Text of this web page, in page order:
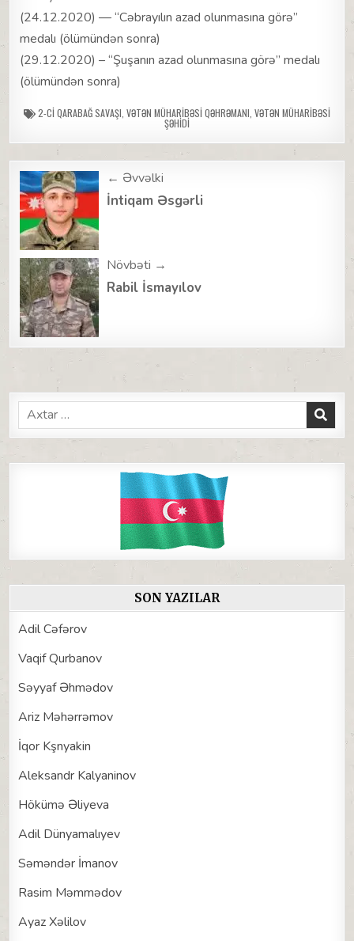
(24.12.2020) — “Cəbrayılın azad olunmasına görə”
medalı (ölümündən sonra)
(29.12.2020) – “Şuşanın azad olunmasına görə” medalı
(ölümündən sonra)
2-CI QARABAĞ SAVAŞI VƏTƏN MÜHARIBƏSI QƏHRƏMANI VƏTƏN MÜHARIBƏSI
ŞƏHIDI
Post
navigation
← Əvvəlki
İntiqam Əsgərli
Növbəti →
Rabil İsmayılov
Search
for:
SON YAZILAR
Adil Cəfərov
Vaqif Qurbanov
Səyyaf Əhmədov
Ariz Məhərrəmov
İqor Kşnyakin
Aleksandr Kalyaninov
Hökümə Əliyeva
Adil Dünyamalıyev
Səməndər İmanov
Rasim Məmmədov
Ayaz Xəlilov